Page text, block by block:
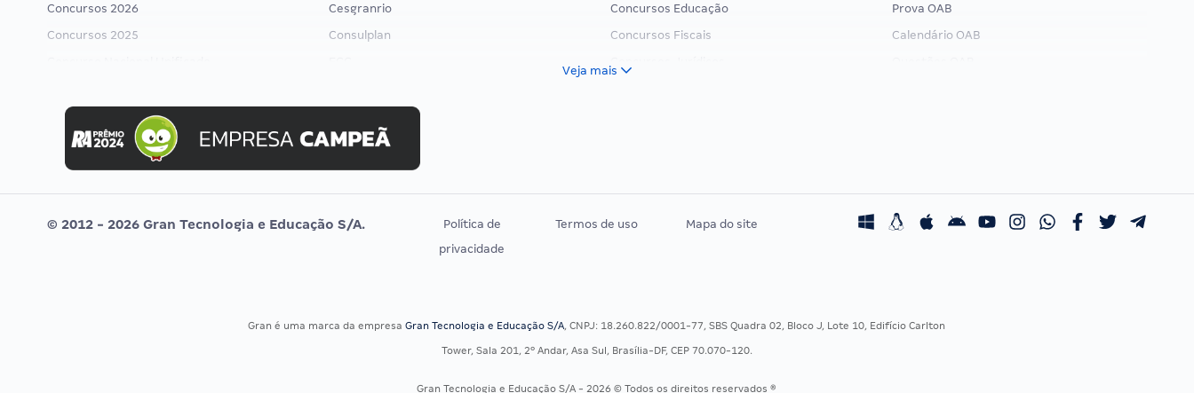
Concursos 2026
Concursos 2025
Concurso MPU
Editais publicados
Cesgranrio
Consulplan
Selecon
Uniase
Vunesp
Concursos Educação
Concursos Fiscais
Residência Multiprofissional
Prova OAB
Calendário OAB
Veja mais
© 2012 - 2026 Gran Tecnologia e Educação S/A.
Política de
privacidade
Termos de uso Mapa do site
Gran é uma marca da empresaGran Tecnologia e Educação S/A, CNPJ: 18.260.822/0001-77, SBS Quadra 02, Bloco J, Lote 10, Edifício Carlton
Tower, Sala 201, 2º Andar, Asa Sul, Brasília-DF, CEP 70.070-120.
Gran Tecnologia e Educação S/A - 2026 © Todos os direitos reservados ®